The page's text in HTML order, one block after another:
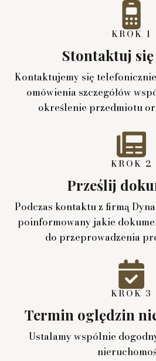
KROK 1
Stontaktuj
Kontaktujemy się
omówienia szczegółów
określenie przedmiotu
KROK 2
Prześlij
Podczas kontaktu z firmą
poinformowany jakie
do przeprowadzenia
KROK 3
Termin oględzin
Ustalamy wspólnie